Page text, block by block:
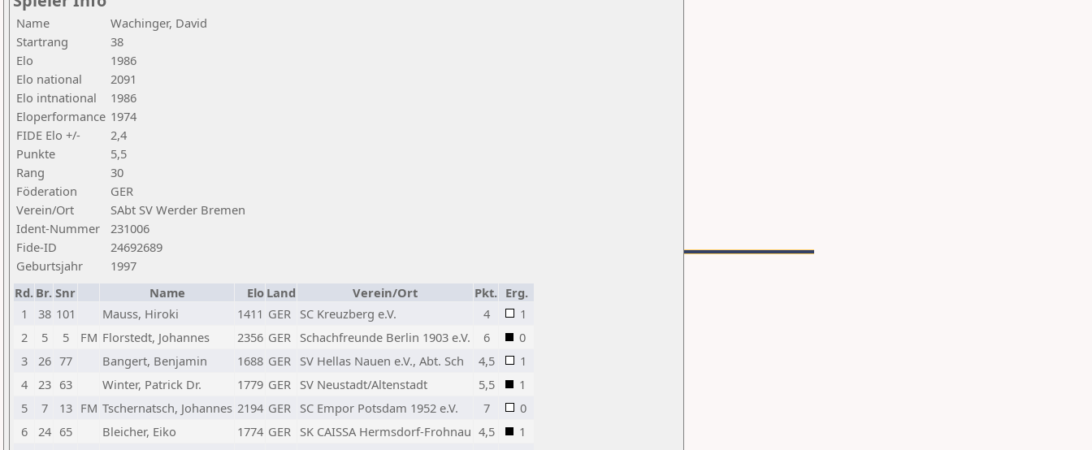
Name
Wachinger, David
Startrang
38
Elo
1986
Elo national
2091
Elo intnational
1986
Eloperformance 1974
FIDE Elo +/-
2,4
Punkte
5,5
Rang
30
Föderation
GER
Verein/Ort
SAbt SV Werder Bremen
Ident-Nummer
231006
Fide-ID
24692689
Geburtsjahr
1997
Rd. Br. Snr Name Elo Land Verein/Ort Pkt. Erg.
1
38 101 Mauss, Hiroki 1411 GER SC Kreuzberg e.V. 4
1
2
5 5 FM Florstedt, Johannes 2356 GER Schachfreunde Berlin 1903 e.V. 6
0
3
26 77 Bangert, Benjamin 1688 GER SV Hellas Nauen e.V., Abt. Sch 4,5
1
4
23 63 Winter, Patrick Dr. 1779 GER SV Neustadt/Altenstadt 5,5
1
5
7 13 FM Tschernatsch, Johannes 2194 GER SC Empor Potsdam 1952 e.V. 7
0
6
24 65 Bleicher, Eiko 1774 GER SK CAISSA Hermsdorf-Frohnau 4,5
1